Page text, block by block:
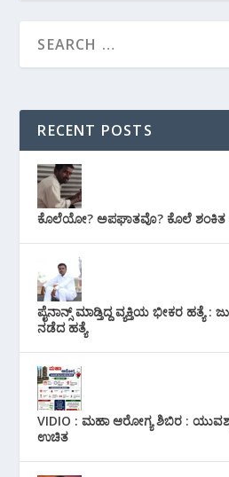
RECENT POSTS
ಕೊಲೆಯೋ? ಅಪಘಾತವೊ? ಕೊಲೆ ಶಂಕಿತ
ಪೈನಾನ್ಸ್ ಮಾಡ್ತಿದ್ದ ವ್ಯಕ್ತಿಯ ಭೀಕರ‌ ಹತ್ಯೆ :
ನಡೆದ ಹತ್ಯೆ
VIDIO : ಮಹಾ ಆರೋಗ್ಯ ಶಿಬಿರ :
ಉಚಿತ